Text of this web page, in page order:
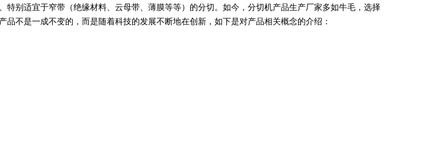
别适宜于窄带（绝缘材料、云母带、薄膜等等）的分切。如今，分切机产品生产厂家多如牛毛，选择
不是一成不变的，而是随着科技的发展不断地在创新，如下是对产品相关概念的介绍：